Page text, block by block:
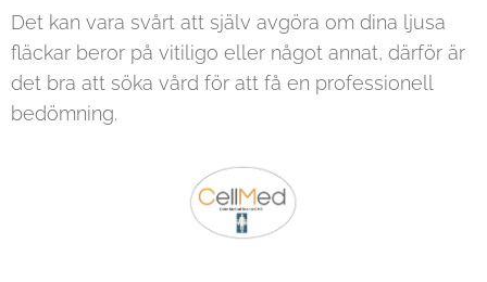
Det kan vara svårt att själv avgöra om dina ljusa
fläckar beror på vitiligo eller något annat, därför är
det bra att söka vård för att få en professionell
bedömning.